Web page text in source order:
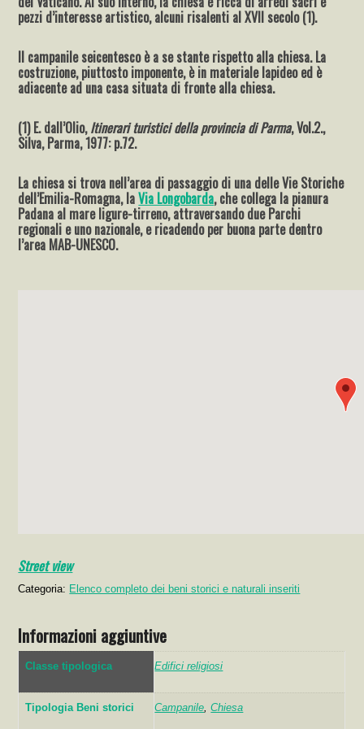
pezzi d’interesse artistico, alcuni risalenti al XVII secolo (1).
Il campanile seicentesco è a se stante rispetto alla chiesa. La
costruzione, piuttosto imponente, è in materiale lapideo ed è
adiacente ad una casa situata di fronte alla chiesa.
(1) E. dall’Olio,Itinerari turistici della provincia di Parma, Vol.2.,
Silva, Parma, 1977: p.72.
La chiesa si trova nell’area di passaggio di una delle Vie Storiche
dell’Emilia-Romagna, laVia Longobarda, che collega la pianura
Padana al mare ligure-tirreno, attraversando due Parchi
regionali e uno nazionale, e ricadendo per buona parte dentro
l’area MAB-UNESCO.
Street view
Categoria: Elenco completo dei beni storici e naturali inseriti
Informazioni aggiuntive
Classe tipologica Edifici religiosi
Tipologia Beni storici Campanile ,Chiesa